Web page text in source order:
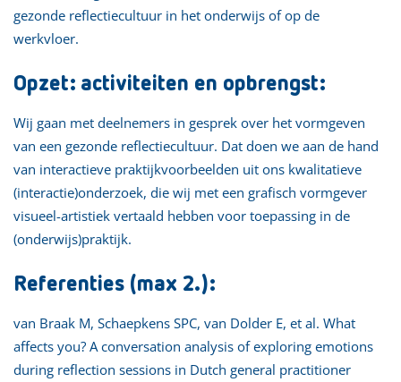
gezonde reflectiecultuur in het onderwijs of op de
werkvloer.
Opzet: activiteiten en opbrengst:
Wij gaan met deelnemers in gesprek over het vormgeven
van een gezonde reflectiecultuur. Dat doen we aan de hand
van interactieve praktijkvoorbeelden uit ons kwalitatieve
(interactie)onderzoek, die wij met een grafisch vormgever
visueel-artistiek vertaald hebben voor toepassing in de
(onderwijs)praktijk.
Referenties (max 2.):
van Braak M, Schaepkens SPC, van Dolder E, et al. What
affects you? A conversation analysis of exploring emotions
during reflection sessions in Dutch general practitioner